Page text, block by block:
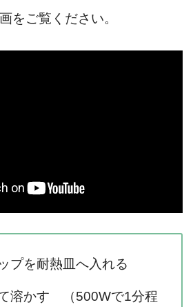
をご覧ください。
プを耐熱皿へ入れる
溶かす （500Wで1分程